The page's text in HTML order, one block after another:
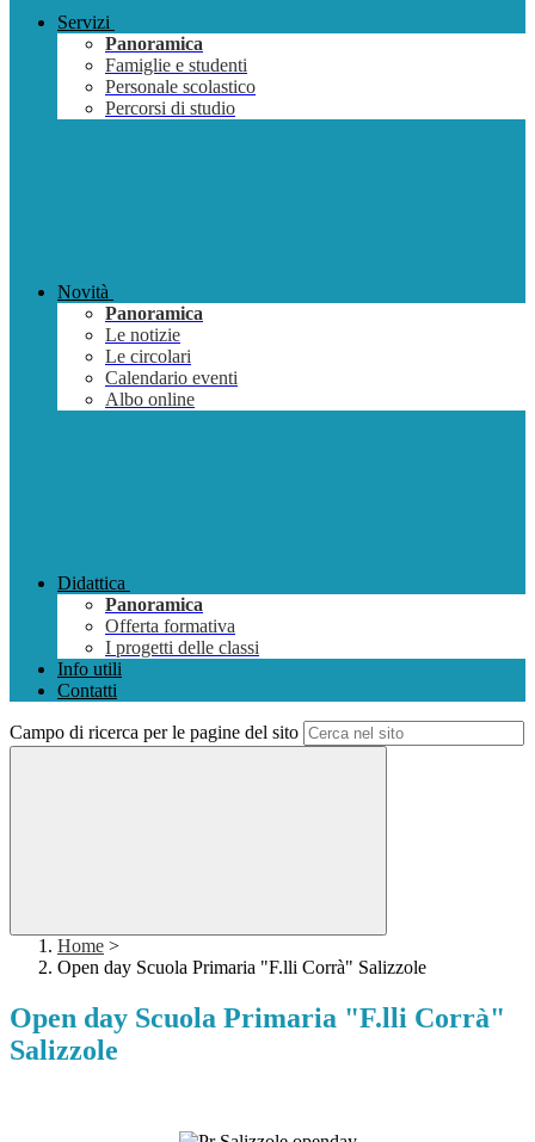
Servizi
Panoramica
Famiglie e studenti
Personale scolastico
Percorsi di studio
Novità
Panoramica
Le notizie
Le circolari
Calendario eventi
Albo online
Didattica
Panoramica
Offerta formativa
I progetti delle classi
Info utili
Contatti
Campo di ricerca per le pagine del sito
Home >
Open day Scuola Primaria "F.lli Corrà" Salizzole
Open day Scuola Primaria "F.lli Corrà"
Salizzole